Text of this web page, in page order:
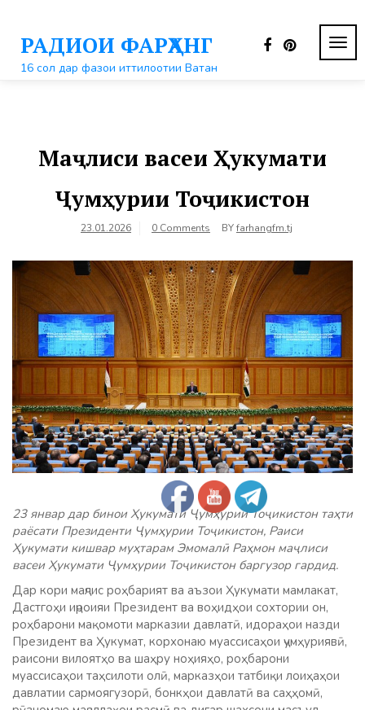
контентуРАДИОИ ФАРҲАНГ
16 сол дар фазои иттилоотии Ватан
Маҷлиси васеи Ҳукумати
Ҷумҳурии Тоҷикистон
23.01.2026 0 Comments BYfarhangfm.tj
23 январ дар бинои Ҳукумати Ҷумҳурии Тоҷикистон таҳти
раёсати Президенти Ҷумҳурии Тоҷикистон, Раиси
Ҳукумати кишвар муҳтарам Эмомалӣ Раҳмон маҷлиси
васеи Ҳукумати Ҷумҳурии Тоҷикистон баргузор гардид.
Дар кори маҷлис роҳбарият ва аъзои Ҳукумати мамлакат,
Дастгоҳи иҷроияи Президент ва воҳидҳои сохтории он,
роҳбарони мақомоти марказии давлатӣ, идораҳои назди
Президент ва Ҳукумат, корхонаю муассисаҳои ҷумҳуриявӣ,
раисони вилоятҳо ва шаҳру ноҳияҳо, роҳбарони
муассисаҳои таҳсилоти олӣ, марказҳои татбиқи лоиҳаҳои
давлатии сармоягузорӣ, бонкҳои давлатӣ ва саҳҳомӣ,